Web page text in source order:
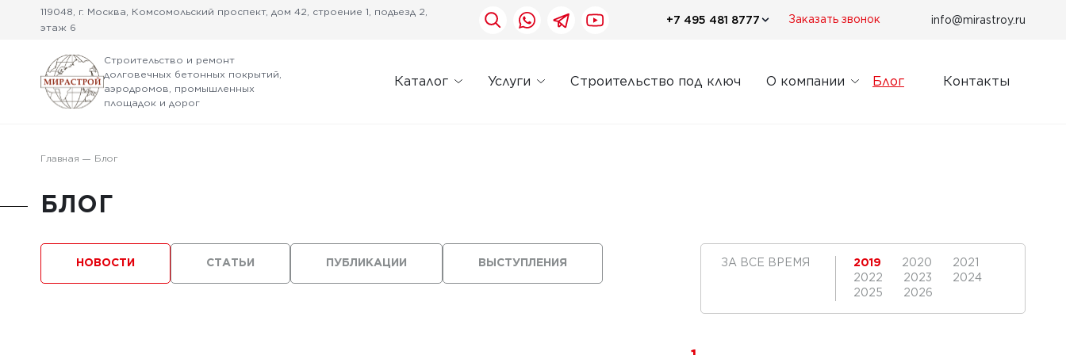
119048, г. Москва, Комсомольский проспект, дом 42, строение 1, подъезд 2,
этаж 6
+7 495 481 8777 Заказать звонок info@mirastroy.ru
Строительство и ремонт
долговечных бетонных покрытий,
аэродромов, промышленных
площадок и дорог
Каталог Услуги Строительство под ключ О компании Блог Контакты
Главная Блог
БЛОГ
ВЫСТУПЛЕНИЯ
ПУБЛИКАЦИИ
НОВОСТИ СТАТЬИ ЗА ВСЕ ВРЕМЯ 2019 2020
2021
2022
2023
2024
2025
2026